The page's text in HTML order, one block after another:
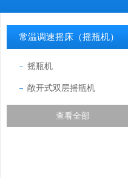
常温调速摇床（摇瓶机）
摇瓶机
敞开式双层摇瓶机
查看全部